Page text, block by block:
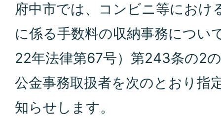
府中市では、コンビニ等におけ
に係る手数料の収納事務につい
22年法律第67号）第243条の2
公金事務取扱者を次のとおり指
知らせします。